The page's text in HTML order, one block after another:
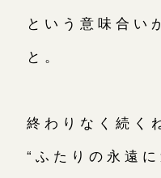
という意味合い
と。
終わりなく続く
“ふたりの永遠